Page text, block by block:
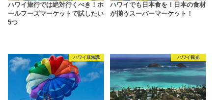
ハワイ旅行では絶対行くべき！ホ
ールフーズマーケットで試したい
5つ
ハワイでも日本食を！日本の食材
が揃うスーパーマーケット！
ハワイ豆知識 ハワイ観光